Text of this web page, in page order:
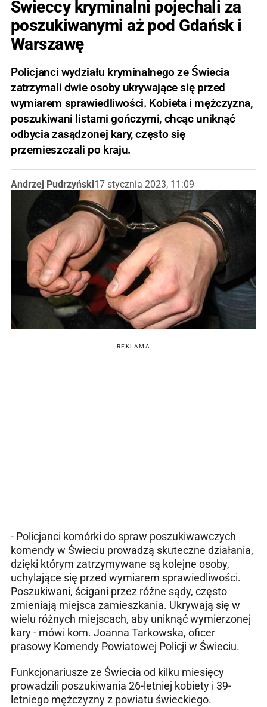
Świeccy kryminalni pojechali za
poszukiwanymi aż pod Gdańsk i
Warszawę
Policjanci wydziału kryminalnego ze Świecia
zatrzymali dwie osoby ukrywające się przed
wymiarem sprawiedliwości. Kobieta i mężczyzna,
poszukiwani listami gończymi, chcąc uniknąć
odbycia zasądzonej kary, często się
przemieszczali po kraju.
Andrzej Pudrzyński17 stycznia 2023, 11:09
REKLAMA
- Policjanci komórki do spraw poszukiwawczych
komendy w Świeciu prowadzą skuteczne działania,
dzięki którym zatrzymywane są kolejne osoby,
uchylające się przed wymiarem sprawiedliwości.
Poszukiwani, ścigani przez różne sądy, często
zmieniają miejsca zamieszkania. Ukrywają się w
wielu różnych miejscach, aby uniknąć wymierzonej
kary - mówi kom. Joanna Tarkowska, oficer
prasowy Komendy Powiatowej Policji w Świeciu.
Funkcjonariusze ze Świecia od kilku miesięcy
prowadzili poszukiwania 26-letniej kobiety i 39-
letniego mężczyzny z powiatu świeckiego.